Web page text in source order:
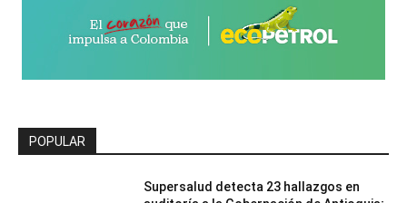
POPULAR
Supersalud detecta 23 hallazgos en